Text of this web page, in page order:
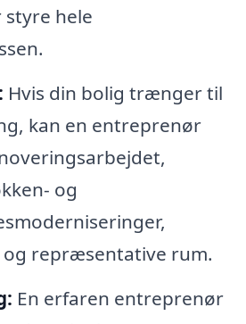
hele
Hvis din bolig trænger til
kan en entreprenør
og
repræsentative rum.
En erfaren entreprenør